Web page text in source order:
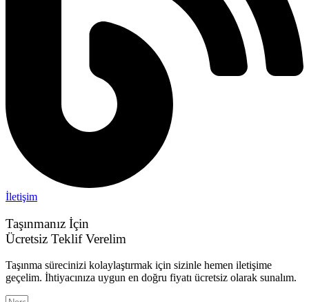
İletişim
Taşınmanız İçin
Ücretsiz Teklif Verelim
Taşınma sürecinizi kolaylaştırmak için sizinle hemen iletişime
geçelim. İhtiyacınıza uygun en doğru fiyatı ücretsiz olarak sunalım.